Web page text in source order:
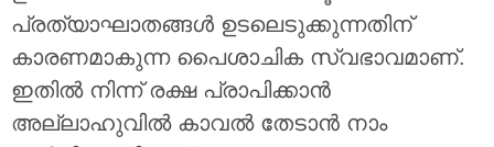
പ്രത്യാഘാതങ്ങള്‍ ഉടലെടുക്കുന്നതിന്
കാരണമാകുന്ന പൈശാചിക സ്വഭാവമാണ്.
ഇതില്‍ നിന്ന് രക്ഷ പ്രാപിക്കാന്‍
അല്ലാഹുവില്‍ കാവല്‍ തേടാന്‍ നാം